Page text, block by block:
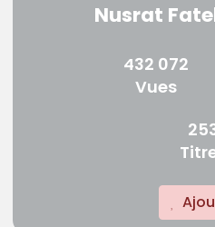
Nusrat
432 072
Vues